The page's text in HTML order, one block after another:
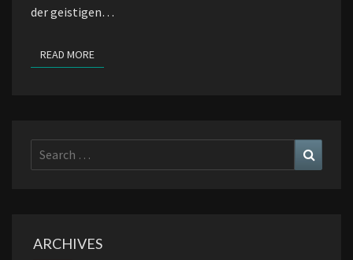
der geistigen…
READ MORE
Search
for:
ARCHIVES